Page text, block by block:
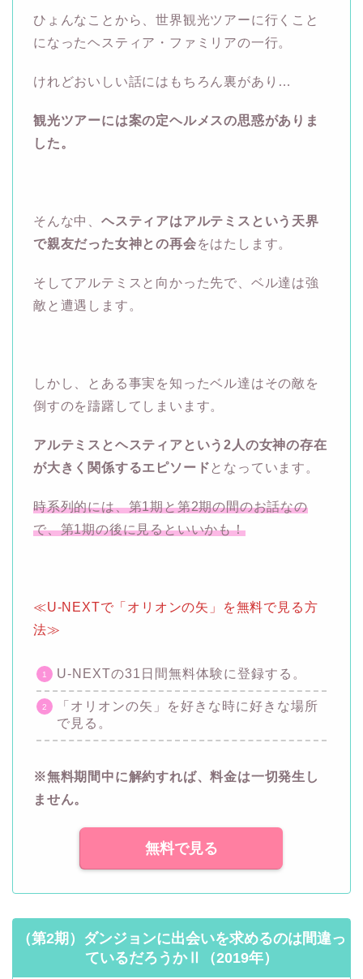
ひょんなことから、世界観光ツアーに行くこと
になったヘスティア・ファミリアの一行。
けれどおいしい話にはもちろん裏があり…
観光ツアーには案の定ヘルメスの思惑がありま
した。
そんな中、 ヘスティアはアルテミスという天界
で親友だった女神との再会をはたします。
そしてアルテミスと向かった先で、ベル達は強
敵と遭遇します。
しかし、とある事実を知ったベル達はその敵を
倒すのを躊躇してしまいます。
アルテミスとヘスティアという2人の女神の存在
が大きく関係するエピソード となっています。
時系列的には、第1期と第2期の間のお話なの
で、第1期の後に見るといいかも！
≪U-NEXTで「オリオンの矢」を無料で見る方
法≫
U-NEXTの31日間無料体験に登録する。
「オリオンの矢」を好きな時に好きな場所
で見る。
※無料期間中に解約すれば、料金は一切発生し
ません。
無料で見る
（第2期）ダンジョンに出会いを求めるのは間違っ
ているだろうかⅡ（2019年）